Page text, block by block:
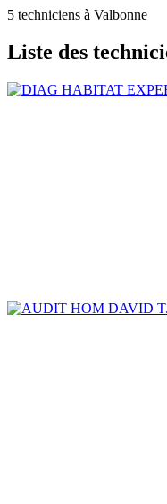
5 techniciens à Valbonne
Liste des
DAVID T.